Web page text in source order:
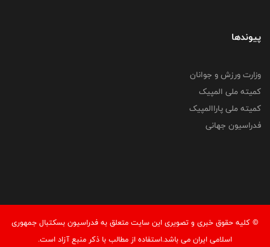
پیوندها
وزارت ورزش و جوانان
کمیته ملی المپیک
کمیته ملی پاراالمپیک
فدراسیون جهانی
© کليه حقوق خبری و تصويری اين سايت متعلق به فدراسیون بسکتبال جمهوری
اسلامی ایران می باشد.استفاده از مطالب با ذكر منبع آزاد است.